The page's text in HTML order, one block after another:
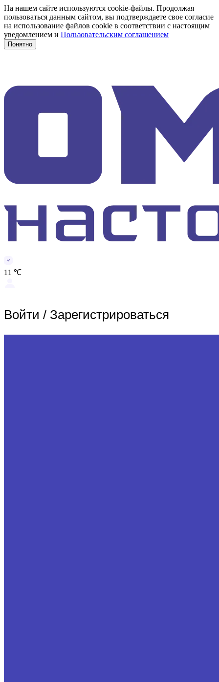
На нашем сайте используются cookie-файлы. Продолжая
пользоваться данным сайтом, вы подтверждаете свое согласие
на использование файлов cookie в соответствии с настоящим
уведомлением и Пользовательским соглашением
Понятно
11 ℃
Войти / Зарегистрироваться